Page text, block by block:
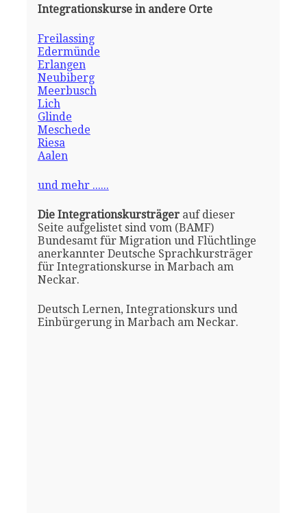
Integrationskurse in andere Orte
Freilassing
Edermünde
Erlangen
Neubiberg
Meerbusch
Lich
Glinde
Meschede
Riesa
Aalen
und mehr ......
Die Integrationskursträgerauf dieser
Seite aufgelistet sind vom (BAMF)
Bundesamt für Migration und Flüchtlinge
anerkannter Deutsche Sprachkursträger
für Integrationskurse in Marbach am
Neckar.
Deutsch Lernen, Integrationskurs und
Einbürgerung in Marbach am Neckar.